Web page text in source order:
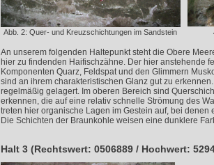
Abb. 2: Quer- und Kreuzschichtungen im Sandstein
An unserem folgenden Haltepunkt steht die Obere
hier zu findenden Haifischzähne. Der hier anstehende
Komponenten Quarz, Feldspat und den Glimmern
sind an ihrem charakteristischen Glanz gut zu
regelmäßig gelagert. Im oberen Bereich sind
erkennen, die auf eine relativ schnelle Strömung des
treten hier organische Lagen im Gestein auf, bei denen
Die Schichten der Braunkohle weisen eine dunklere
Halt 3 (Rechtswert: 0506889 / Hochwert: